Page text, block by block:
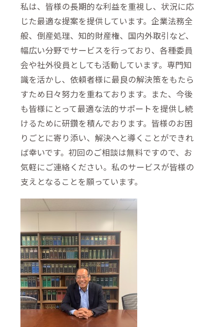
私は、皆様の長期的な利益を重視し、状況に応
じた最適な提案を提供しています。企業法務全
般、倒産処理、知的財産権、国内外取引など、
幅広い分野でサービスを行っており、各種委員
会や社外役員としても活動しています。専門知
識を活かし、依頼者様に最良の解決策をもたら
すため日々努力を重ねております。また、今後
も皆様にとって最適な法的サポートを提供し続
けるために研鑽を積んでおります。皆様のお困
りごとに寄り添い、解決へと導くことができれ
ば幸いです。初回のご相談は無料ですので、お
気軽にご連絡ください。私のサービスが皆様の
支えとなることを願っています。